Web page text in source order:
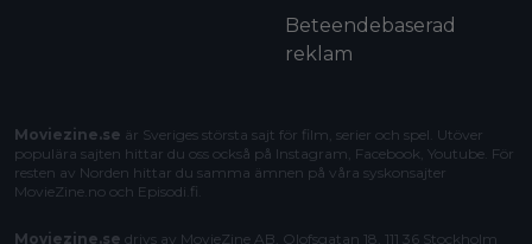
Beteendebaserad
reklam
Moviezine.se är Sveriges största sajt för film, serier och spel. Utöver
populära sajten hittar du oss också på Instagram, Facebook, Youtube. För
resten av Norden hittar du samma ämnen på våra syskonsajter
MovieZine.no och Episodi.fi
Moviezine.se drivs av MovieZine AB, Olofsgatan 18, 111 36 Stockholm